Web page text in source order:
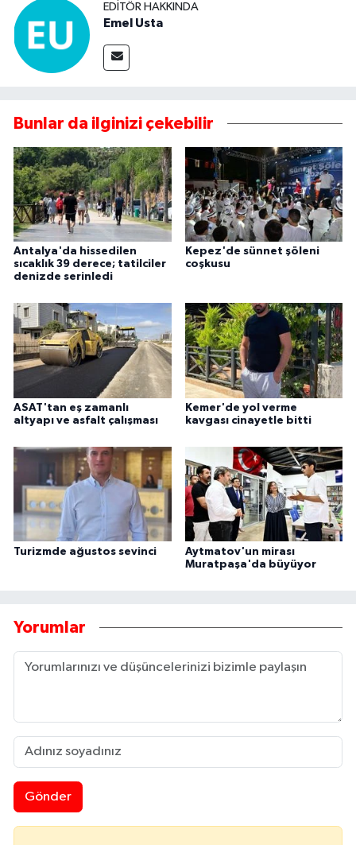
EDITÖR HAKKINDA
Emel Usta
Bunlar da ilginizi çekebilir
Antalya'da hissedilen
sıcaklık 39 derece; tatilciler
denizde serinledi
Kepez'de sünnet şöleni
coşkusu
ASAT'tan eş zamanlı
altyapı ve asfalt çalışması
Kemer'de yol verme
kavgası cinayetle bitti
Turizmde ağustos sevinci
Aytmatov'un mirası
Muratpaşa'da büyüyor
Yorumlar
Gönder